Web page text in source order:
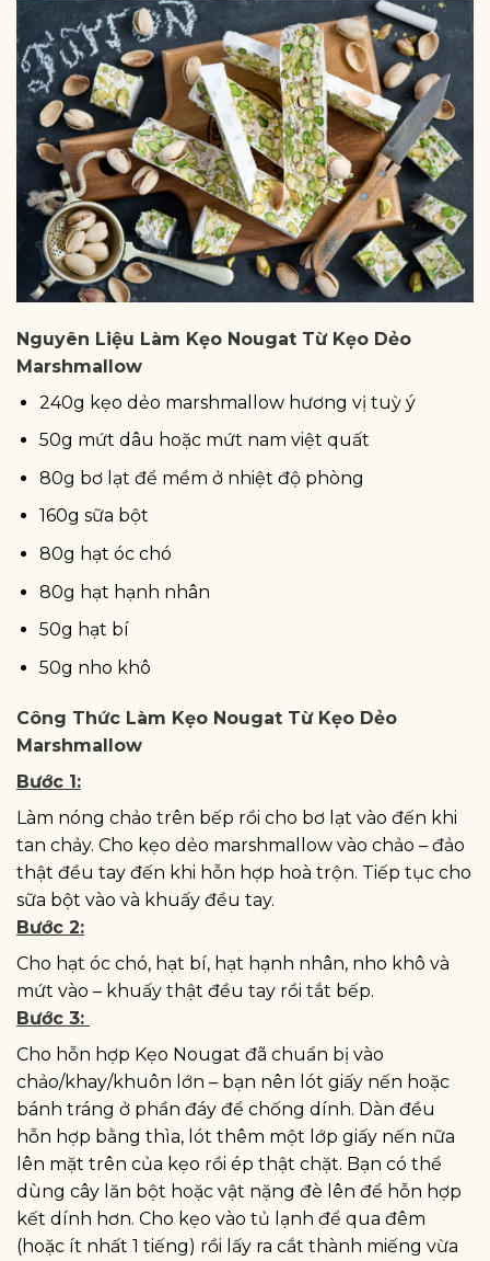
Nguyên Liệu Làm Kẹo Nougat Từ Kẹo Dẻo
Marshmallow
240g kẹo dẻo marshmallow hương vị tuỳ ý
50g mứt dâu hoặc mứt nam việt quất
80g bơ lạt để mềm ở nhiệt độ phòng
160g sữa bột
80g hạt óc chó
80g hạt hạnh nhân
50g hạt bí
50g nho khô
Công Thức Làm Kẹo Nougat Từ Kẹo Dẻo
Marshmallow
Bước 1:
Làm nóng chảo trên bếp rồi cho bơ lạt vào đến khi
tan chảy. Cho kẹo dẻo marshmallow vào chảo – đảo
thật đều tay đến khi hỗn hợp hoà trộn. Tiếp tục cho
sữa bột vào và khuấy đều tay.
Bước 2:
Cho hạt óc chó, hạt bí, hạt hạnh nhân, nho khô và
mứt vào – khuấy thật đều tay rồi tắt bếp.
Bước 3:
Cho hỗn hợp Kẹo Nougat đã chuẩn bị vào
chảo/khay/khuôn lớn – bạn nên lót giấy nến hoặc
bánh tráng ở phần đáy để chống dính. Dàn đều
hỗn hợp bằng thìa, lót thêm một lớp giấy nến nữa
lên mặt trên của kẹo rồi ép thật chặt. Bạn có thể
dùng cây lăn bột hoặc vật nặng đè lên để hỗn hợp
kết dính hơn. Cho kẹo vào tủ lạnh để qua đêm
(hoặc ít nhất 1 tiếng) rồi lấy ra cắt thành miếng vừa